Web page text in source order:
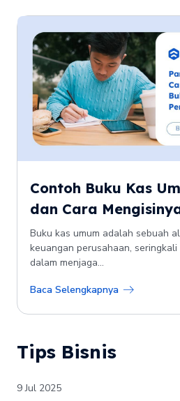
Contoh Buku Kas
dan Cara
Buku kas umum adalah sebuah
keuangan perusahaan,
dalam menjaga...
Baca Selengkapnya
Tips Bisnis
9 Jul 2025